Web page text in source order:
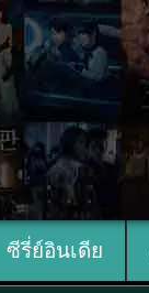
ซีรี่ย์อินเดีย